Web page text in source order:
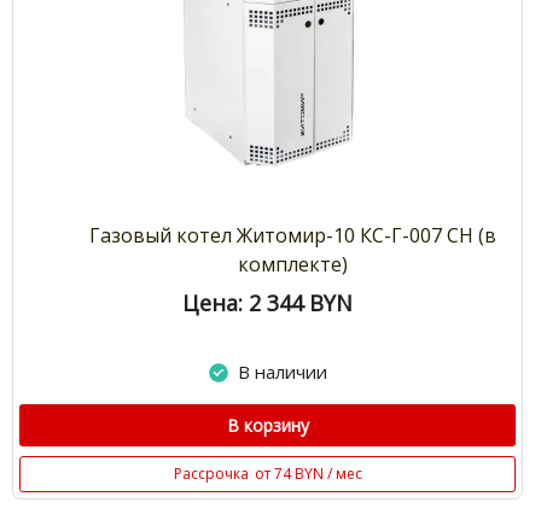
Газовый котел Житомир-10 КС-Г-007 СН (в
комплекте)
Цена: 2 344 BYN
В наличии
В корзину
Рассрочка от 74 BYN / мес